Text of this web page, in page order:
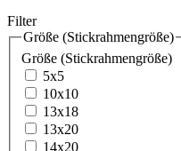
Filter
Größe (Stickrahmengröße)
Größe (Stickrahmengröße)
5x5
10x10
13x18
13x20
14x20